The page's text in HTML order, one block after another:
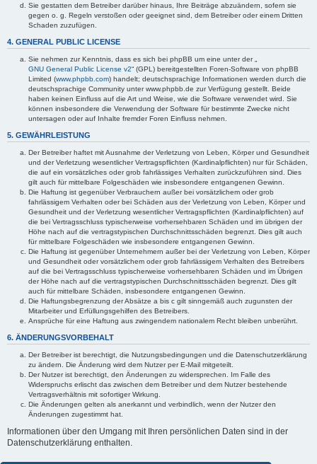
Sie gestatten dem Betreiber darüber hinaus, Ihre Beiträge abzuändern, sofern sie
gegen o. g. Regeln verstoßen oder geeignet sind, dem Betreiber oder einem Dritten
Schaden zuzufügen.
4. GENERAL PUBLIC LICENSE
Sie nehmen zur Kenntnis, dass es sich bei phpBB um eine unter der „
GNU General Public License v2“ (GPL) bereitgestellten Foren-Software von phpBB
Limited (www.phpbb.com) handelt; deutschsprachige Informationen werden durch die
deutschsprachige Community unter www.phpbb.de zur Verfügung gestellt. Beide
haben keinen Einfluss auf die Art und Weise, wie die Software verwendet wird. Sie
können insbesondere die Verwendung der Software für bestimmte Zwecke nicht
untersagen oder auf Inhalte fremder Foren Einfluss nehmen.
5. GEWÄHRLEISTUNG
Der Betreiber haftet mit Ausnahme der Verletzung von Leben, Körper und Gesundheit
und der Verletzung wesentlicher Vertragspflichten (Kardinalpflichten) nur für Schäden,
die auf ein vorsätzliches oder grob fahrlässiges Verhalten zurückzuführen sind. Dies
gilt auch für mittelbare Folgeschäden wie insbesondere entgangenen Gewinn.
Die Haftung ist gegenüber Verbrauchern außer bei vorsätzlichem oder grob
fahrlässigem Verhalten oder bei Schäden aus der Verletzung von Leben, Körper und
Gesundheit und der Verletzung wesentlicher Vertragspflichten (Kardinalpflichten) auf
die bei Vertragsschluss typischerweise vorhersehbaren Schäden und im übrigen der
Höhe nach auf die vertragstypischen Durchschnittsschäden begrenzt. Dies gilt auch
für mittelbare Folgeschäden wie insbesondere entgangenen Gewinn.
Die Haftung ist gegenüber Unternehmern außer bei der Verletzung von Leben, Körper
und Gesundheit oder vorsätzlichem oder grob fahrlässigem Verhalten des Betreibers
auf die bei Vertragsschluss typischerweise vorhersehbaren Schäden und im Übrigen
der Höhe nach auf die vertragstypischen Durchschnittsschäden begrenzt. Dies gilt
auch für mittelbare Schäden, insbesondere entgangenen Gewinn.
Die Haftungsbegrenzung der Absätze a bis c gilt sinngemäß auch zugunsten der
Mitarbeiter und Erfüllungsgehilfen des Betreibers.
Ansprüche für eine Haftung aus zwingendem nationalem Recht bleiben unberührt.
6. ÄNDERUNGSVORBEHALT
Der Betreiber ist berechtigt, die Nutzungsbedingungen und die Datenschutzerklärung
zu ändern. Die Änderung wird dem Nutzer per E-Mail mitgeteilt.
Der Nutzer ist berechtigt, den Änderungen zu widersprechen. Im Falle des
Widerspruchs erlischt das zwischen dem Betreiber und dem Nutzer bestehende
Vertragsverhältnis mit sofortiger Wirkung.
Die Änderungen gelten als anerkannt und verbindlich, wenn der Nutzer den
Änderungen zugestimmt hat.
Informationen über den Umgang mit Ihren persönlichen Daten sind in der
Datenschutzerklärung enthalten.